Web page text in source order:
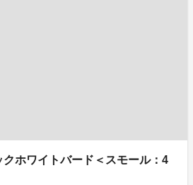
クホワイトバード＜スモール：4